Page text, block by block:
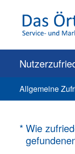
Allgemeine
* Wie